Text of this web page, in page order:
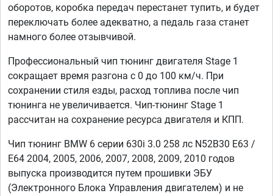
оборотов, коробка передач перестанет тупить, и будет
переключать более адекватно, а педаль газа станет
намного более отзывчивой.
Профессиональный чип тюнинг двигателя Stage 1
сокращает время разгона с 0 до 100 км/ч. При
сохранении стиля езды, расход топлива после чип
тюнинга не увеличивается. Чип-тюнинг Stage 1
рассчитан на сохранение ресурса двигателя и КПП.
Чип тюнинг BMW 6 серии 630i 3.0 258 лс N52B30 E63 /
E64 2004, 2005, 2006, 2007, 2008, 2009, 2010 годов
выпуска производится путем прошивки ЭБУ
(Электронного Блока Управления двигателем) и не